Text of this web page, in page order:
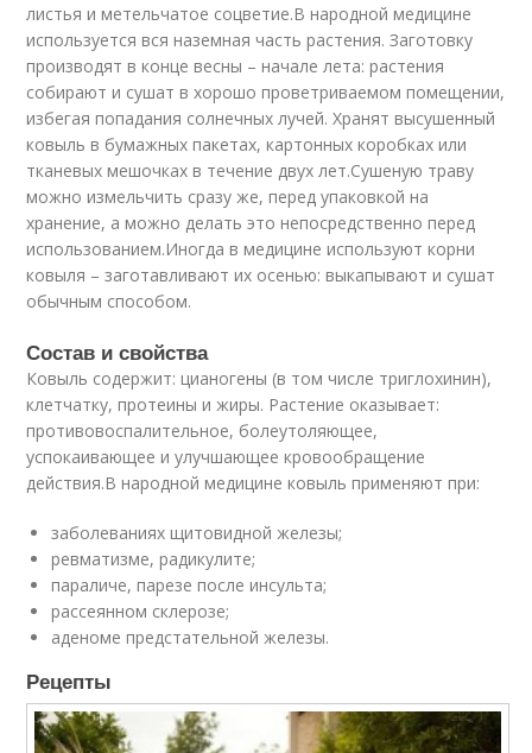
листья и метельчатое соцветие.В народной медицине
используется вся наземная часть растения. Заготовку
производят в конце весны – начале лета: растения
собирают и сушат в хорошо проветриваемом помещении,
избегая попадания солнечных лучей. Хранят высушенный
ковыль в бумажных пакетах, картонных коробках или
тканевых мешочках в течение двух лет.Сушеную траву
можно измельчить сразу же, перед упаковкой на
хранение, а можно делать это непосредственно перед
использованием.Иногда в медицине используют корни
ковыля – заготавливают их осенью: выкапывают и сушат
обычным способом.
Состав и свойства
Ковыль содержит: цианогены (в том числе триглохинин),
клетчатку, протеины и жиры. Растение оказывает:
противовоспалительное, болеутоляющее,
успокаивающее и улучшающее кровообращение
действия.В народной медицине ковыль применяют при:
заболеваниях щитовидной железы;
ревматизме, радикулите;
параличе, парезе после инсульта;
рассеянном склерозе;
аденоме предстательной железы.
Рецепты